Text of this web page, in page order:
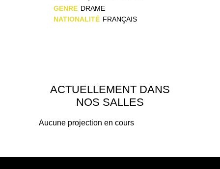
GENRE DRAME
NATIONALITÉ FRANÇAIS
ACTUELLEMENT DANS
NOS SALLES
Aucune projection en cours